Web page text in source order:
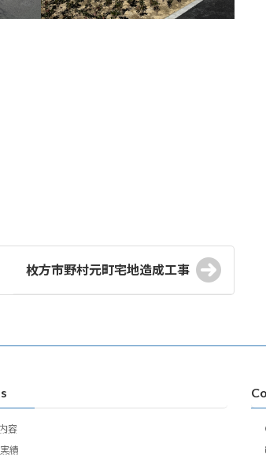
枚方市野村元町宅地造成工事
容
績